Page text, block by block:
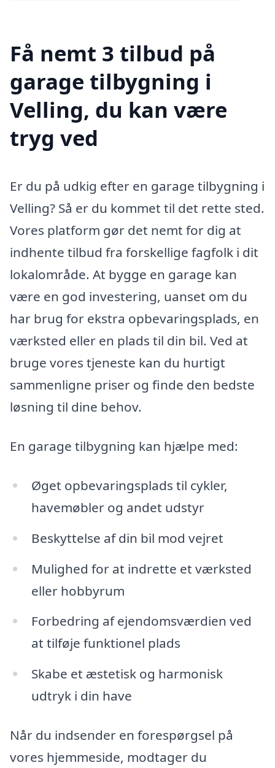
Få nemt 3 tilbud på
garage tilbygning i
Velling, du kan være
tryg ved
Er du på udkig efter en garage tilbygning i
Velling? Så er du kommet til det rette sted.
Vores platform gør det nemt for dig at
indhente tilbud fra forskellige fagfolk i dit
lokalområde. At bygge en garage kan
være en god investering, uanset om du
har brug for ekstra opbevaringsplads, en
værksted eller en plads til din bil. Ved at
bruge vores tjeneste kan du hurtigt
sammenligne priser og finde den bedste
løsning til dine behov.
En garage tilbygning kan hjælpe med:
Øget opbevaringsplads til cykler,
havemøbler og andet udstyr
Beskyttelse af din bil mod vejret
Mulighed for at indrette et værksted
eller hobbyrum
Forbedring af ejendomsværdien ved
at tilføje funktionel plads
Skabe et æstetisk og harmonisk
udtryk i din have
Når du indsender en forespørgsel på
vores hjemmeside, modtager du